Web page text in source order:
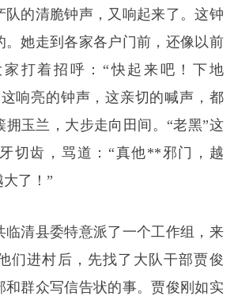
队的清脆钟声，又响起来了。这钟
。她走到各家各户门前，还像以前
打着招呼：“快起来吧！下地
响亮的钟声，这亲切的喊声，都
拥玉兰，大步走向田间。“老黑”这
切齿，骂道：“真他**邪门，越
了！”
临清县委特意派了一个工作组，来
们进村后，先找了大队干部贾俊
和群众写信告状的事。贾俊刚如实